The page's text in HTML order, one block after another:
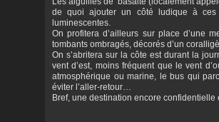
de quoi ajouter un côté ludique à ces
luminescentes.
On profitera d’ailleurs sur place d’une
tombants ombragés, décorés d’un
On s’abritera sur la côte est durant la
vent d’est, moins fréquent que le vent
atmosphérique ou marine, le bus qui
éviter l’aller-retour…
Bref, une destination encore